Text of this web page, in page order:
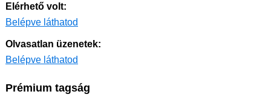
Elérhető volt:
Belépve láthatod
Olvasatlan üzenetek:
Belépve láthatod
Prémium tagság